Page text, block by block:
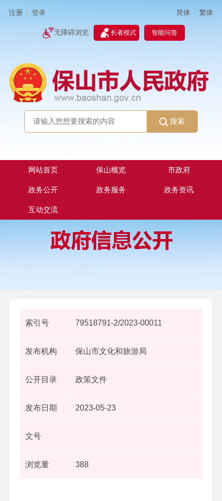
注册 登录 简体 | 繁体
无障碍浏览 长者模式 智能问答
搜索
网站首页 保山概览 市政府
政务公开 政务服务 政务资讯
互动交流
索引号 79518791-2/2023-00011
发布机构 保山市文化和旅游局
公开目录 政策文件
发布日期 2023-05-23
文号
浏览量 388